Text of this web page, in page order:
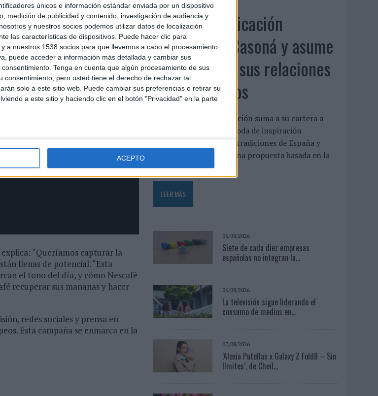
únicos e información estándar enviada por un dispositivo
medición de publicidad y contenido, investigación de audiencia y
y nuestros socios podemos utilizar datos de localización
las características de dispositivos. Puede hacer clic para
a nuestros 1538 socios para que llevemos a cabo el procesamiento
puede acceder a información más detallada y cambiar sus
Tenga en cuenta que algún procesamiento de sus
consentimiento, pero usted tiene el derecho de rechazar tal
solo a este sitio web. Puede cambiar sus preferencias o retirar su
a este sitio y haciendo clic en el botón "Privacidad" en la parte
ACEPTO
explica: “Queríamos capturar la
llenas de potencial. “Esta
el tono del día, y cómo Nescafé
recuperar sus mañanas y hacer
redes sociales y prensa en
Esta campaña se enmarca en la
05/08/2026
Fabra Comunicación
incorpora a Casoná y asume
la gestión de sus relaciones
con los medios
La agencia de comunicación suma a su cartera a
Casoná, una firma de moda de inspiración
resortwear que une las tradiciones de España y
Venezuela a través de una propuesta basada en la
artesanía, el...
LEER MÁS
06/08/2026
Siete de cada diez empresas
españolas no integran la...
06/08/2026
La televisión sigue liderando el
consumo de medios en...
07/08/2026
‘Alexia Putellas x Galaxy Z Fold8 – Sin
límites’, de Cheil...